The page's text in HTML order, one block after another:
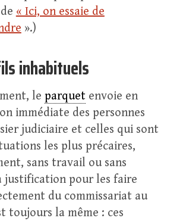
« Ici, on essaie de
».)
inhabituels
le parquet envoie en
immédiate des personnes
judiciaire et celles qui sont
les plus précaires,
sans travail ou sans
justification pour les faire
du commissariat au
toujours la même : ces